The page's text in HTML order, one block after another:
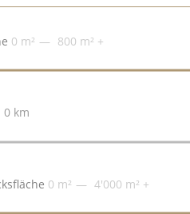
0 m² 800 m² +
0 km
0 m² 4'000 m² +